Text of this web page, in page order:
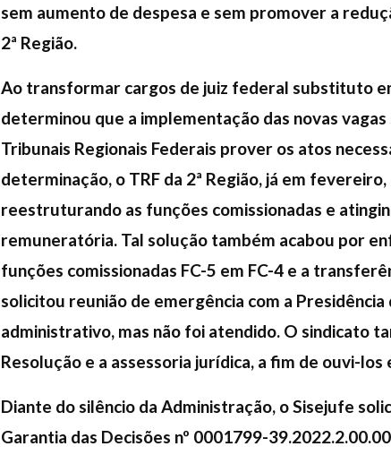
sem aumento de despesa e sem promover a
2ª Região.
Ao transformar cargos de juiz federal substituto
determinou que a implementação das novas
Tribunais Regionais Federais prover os atos
determinação, o TRF da 2ª Região, já em
reestruturando as funções comissionadas e
remuneratória. Tal solução também acabou por
funções comissionadas FC-5 em FC-4 e a
solicitou reunião de emergência com a
administrativo, mas não foi atendido. O sindicato
Resolução e a assessoria jurídica, a fim de ouvi-
Diante do silêncio da Administração, o Sisejufe
Garantia das Decisões nº 0001799-